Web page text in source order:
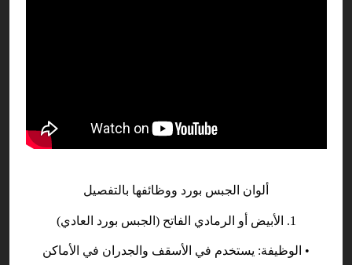
ألوان الجبس بورد ووظائفها بالتفصيل
1. الأبيض أو الرمادي الفاتح (الجبس بورد العادي)
• الوظيفة: يستخدم في الأسقف والجدران في الأماكن